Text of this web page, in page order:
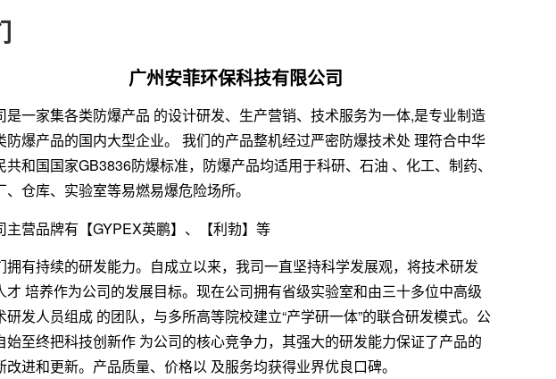
广州安菲环保科技有限公司
是一家集各类防爆产品 的设计研发、生产营销、技术服务为一体,是专业制造
防爆产品的国内大型企业。 我们的产品整机经过严密防爆技术处 理符合中华
共和国国家GB3836防爆标准，防爆产品均适用于科研、石油 、化工、制药、
、仓库、实验室等易燃易爆危险场所。
主营品牌有【GYPEX英鹏】、【利勃】等
拥有持续的研发能力。自成立以来，我司一直坚持科学发展观，将技术研发
才 培养作为公司的发展目标。现在公司拥有省级实验室和由三十多位中高级
研发人员组成 的团队，与多所高等院校建立“产学研一体”的联合研发模式。公
始至终把科技创新作 为公司的核心竞争力，其强大的研发能力保证了产品的
改进和更新。产品质量、价格以 及服务均获得业界优良口碑。